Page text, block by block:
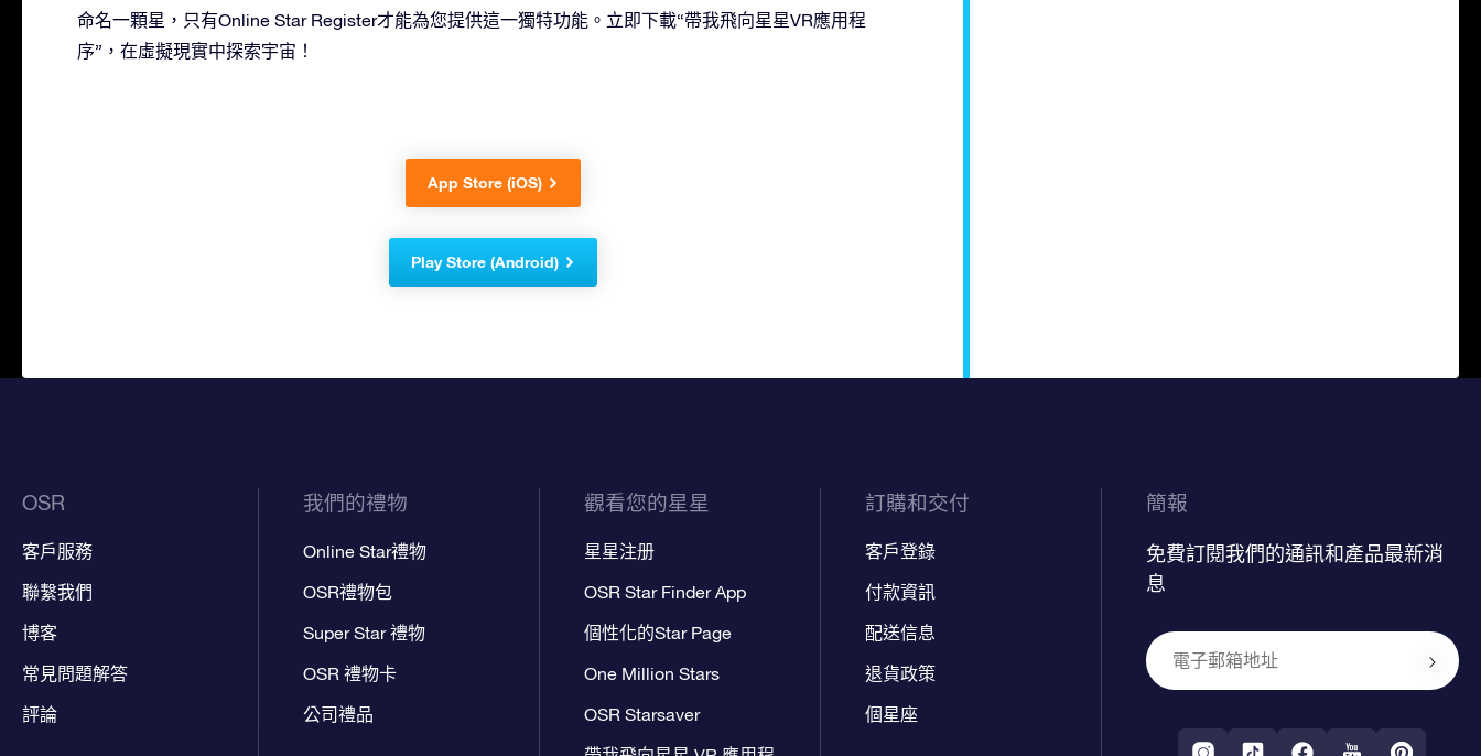
命名一顆星，只有Online Star Register才能為您提供這一獨特功能。立即下載“帶我飛向星星VR應用程
序”，在虛擬現實中探索宇宙！
App Store (iOS)
Play Store (Android)
OSR
客戶服務
聯繫我們
博客
常見問題解答
評論
我們的禮物
Online Star禮物
OSR禮物包
Super Star 禮物
OSR 禮物卡
公司禮品
觀看您的星星
星星注册
OSR Star Finder App
個性化的Star Page
One Million Stars
OSR Starsaver
訂購和交付
客戶登錄
付款資訊
配送信息
退貨政策
個星座
簡報
免費訂閱我們的通訊和產品最新消
息